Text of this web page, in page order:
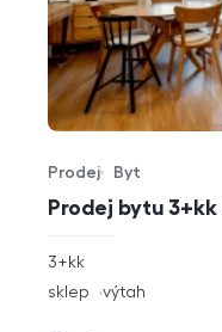
Prodej bytu 3+kk
Typ nabídky
Prodej
Typ nemovitosti
Byt
rozměry
dispozice
3+kk
funkce
sklep výtah